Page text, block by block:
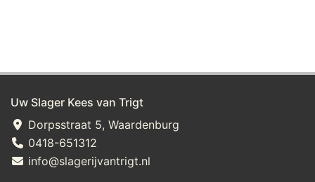
Uw Slager Kees van Trigt
Dorpsstraat 5, Waardenburg
0418-651312
info@slagerijvantrigt.nl